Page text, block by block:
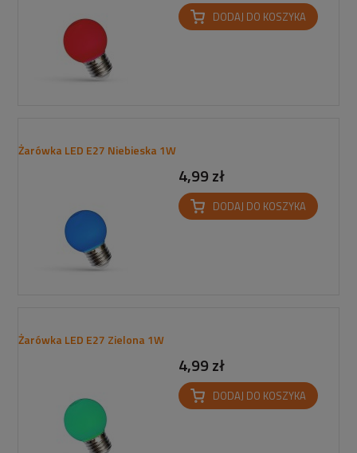
DODAJ DO KOSZYKA
Żarówka LED E27 Niebieska 1W
4,99 zł
DODAJ DO KOSZYKA
Żarówka LED E27 Zielona 1W
4,99 zł
DODAJ DO KOSZYKA